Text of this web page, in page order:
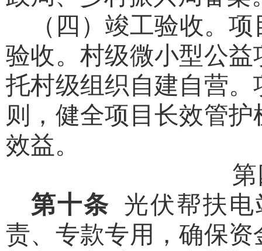
（四）竣工验收。项
验收。村级微小型公
托村级组织自建自营
则，健全项目长效管
效益。
第十条 光伏帮扶
责、专款专用，确保